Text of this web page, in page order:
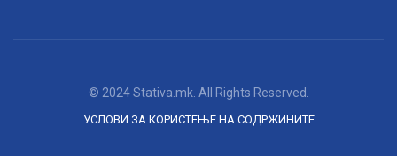
© 2024 Stativa.mk. All Rights Reserved.
УСЛОВИ ЗА КОРИСТЕЊЕ НА СОДРЖИНИТЕ